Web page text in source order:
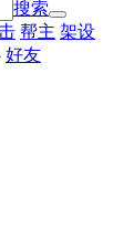
搜索
帮主 架设
好友